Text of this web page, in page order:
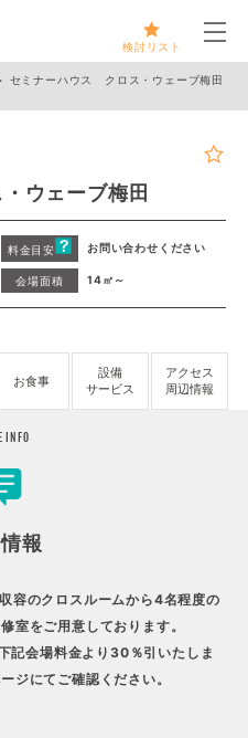
検討リスト
メ
セミナーハウス クロス・ウェーブ梅田
ウェーブ梅田
料金目安 お問い合わせください
会場面積 14㎡～
お食事
設備
サービス
アクセス
周辺情報
INFO
報
容のクロスルームから4名程度の
室をご用意しております。
記会場料金より30％引いたしま
ジにてご確認ください。